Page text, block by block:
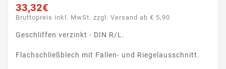
33,32€
Bruttopreis inkl. MwSt. zzgl. Versand ab € 5,90
Geschliffen verzinkt - DIN R/L.
Flachschließblech mit Fallen- und Riegelausschnitt.